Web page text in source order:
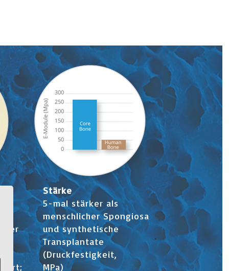
der
Stärke
5-mal stärker als
menschlicher Spongiosa
und synthetische
Transplantate
(Druckfestigkeit,
MPa)